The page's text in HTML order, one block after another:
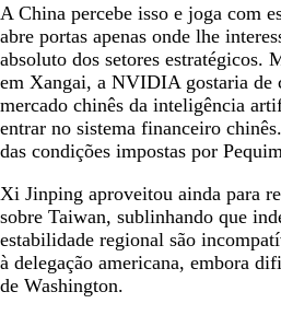
A China percebe isso e joga com
abre portas apenas onde lhe
absoluto dos setores estratégicos.
em Xangai, a NVIDIA gostaria de
mercado chinês da inteligência
entrar no sistema financeiro
das condições impostas por
Xi Jinping aproveitou ainda para
sobre Taiwan, sublinhando que
estabilidade regional são
à delegação americana, embora
de Washington.